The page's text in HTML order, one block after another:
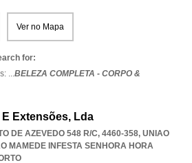
Ver no Mapa
for:
...BELEZA COMPLETA - CORPO &
E Extensões, Lda
DE AZEVEDO 548 R/C, 4460-358, UNIAO
MAMEDE INFESTA SENHORA HORA